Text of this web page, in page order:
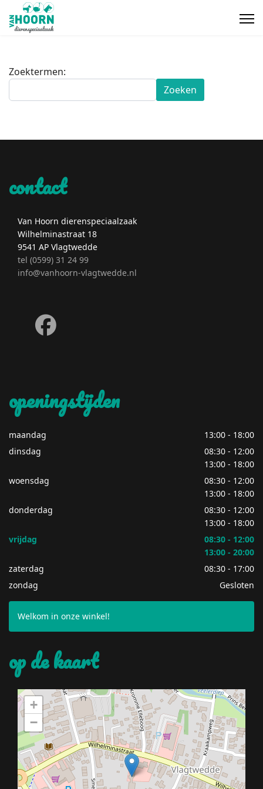
Zoekformulier
Zoektermen:
Zoeken
contact
Van Hoorn dierenspeciaalzaak
Wilhelminastraat 18
9541 AP Vlagtwedde
tel (0599) 31 24 99
info@vanhoorn-vlagtwedde.nl
facebook
openingstijden
maandag
13:00 - 18:00
dinsdag
08:30 - 12:00
13:00 - 18:00
woensdag
08:30 - 12:00
13:00 - 18:00
donderdag
08:30 - 12:00
13:00 - 18:00
vrijdag
08:30 - 12:00
13:00 - 20:00
zaterdag
08:30 - 17:00
zondag
Gesloten
Welkom in onze winkel!
op de kaart
+
−